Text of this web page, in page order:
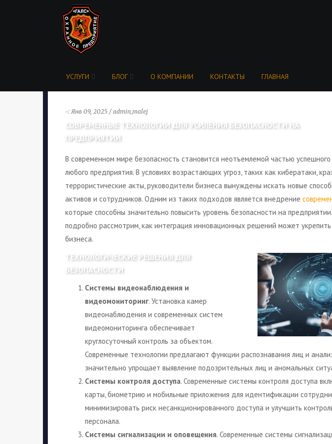
УСЛУГИ БЛОГ О КОМПАНИИ КОНТАКТЫ ГЛАВНАЯ
-: Янв 09, 2025 / admin_malej
СОВРЕМЕННЫЕ ТЕХНОЛОГИИ ДЛЯ УСИЛЕНИЯ БЕЗОПАСНОСТИ НА
ПРЕДПРИЯТИИ
В современном мире безопасность становится неотъемлемой частью
любого предприятия. В условиях возрастающих угроз, таких как кибератаки,
террористические акты, руководители бизнеса вынуждены искать новые
активов и сотрудников. Одним из таких подходов является внедрение
которые способны значительно повысить уровень безопасности на
подробно рассмотрим, как интеграция инновационных решений может
бизнеса.
ТЕХНОЛОГИЧЕСКИЕ РЕШЕНИЯ ДЛЯ
БЕЗОПАСНОСТИ
Системы видеонаблюдения и
видеомониторинг. Установка камер
видеонаблюдения и современных систем
видеомониторинга обеспечивает
круглосуточный контроль за объектом.
Современные технологии предлагают функции распознавания лиц и
значительно упрощает выявление подозрительных лиц и аномальных
Системы контроля доступа. Современные системы контроля доступа
карты, биометрию и мобильные приложения для идентификации
минимизировать риск несанкционированного доступа и улучшить
персонала.
Системы сигнализации и оповещения. Современные системы